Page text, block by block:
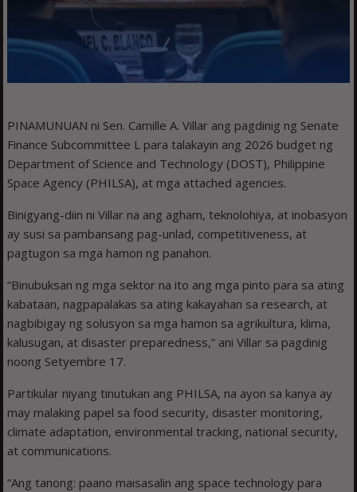
PINAMUNUAN ni Sen. Camille A. Villar ang pagdinig ng Senate
Finance Subcommittee L para talakayin ang 2026 budget ng
Department of Science and Technology (DOST), Philippine
Space Agency (PHILSA), at mga attached agencies.
Binigyang-diin ni Villar na ang agham, teknolohiya, at inobasyon
ay susi sa pambansang pag-unlad, competitiveness, at
pagtugon sa mga hamon ng panahon.
“Binubuksan ng mga sektor na ito ang mga pinto para sa ating
kabataan, nagpapalakas sa ating kakayahan sa research, at
nagbibigay ng solusyon sa mga hamon sa agrikultura, klima,
kalusugan, at disaster preparedness,” ani Villar sa pagdinig
noong Setyembre 17.
Partikular niyang tinutukan ang PHILSA, na ayon sa kanya ay
may malaking papel sa food security, disaster monitoring,
climate adaptation, environmental tracking, national security,
at communications.
“Ang tanong: paano maisasalin ang space technology para